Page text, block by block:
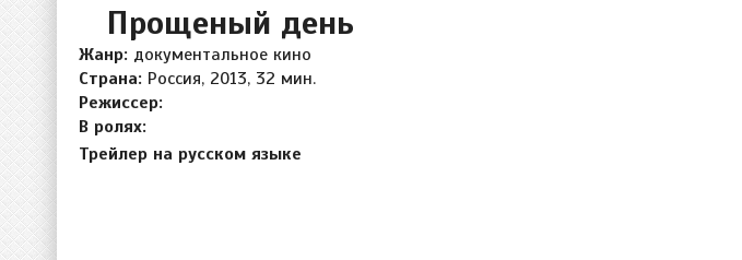
Прощеный день
Жанр: документальное кино
Страна: Россия, 2013, 32 мин.
Режиссер:
В ролях:
Трейлер на русском языке